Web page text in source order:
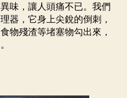
味，讓人頭痛不已。我們
器，它身上尖銳的倒刺，
物殘渣等堵塞物勾出來，